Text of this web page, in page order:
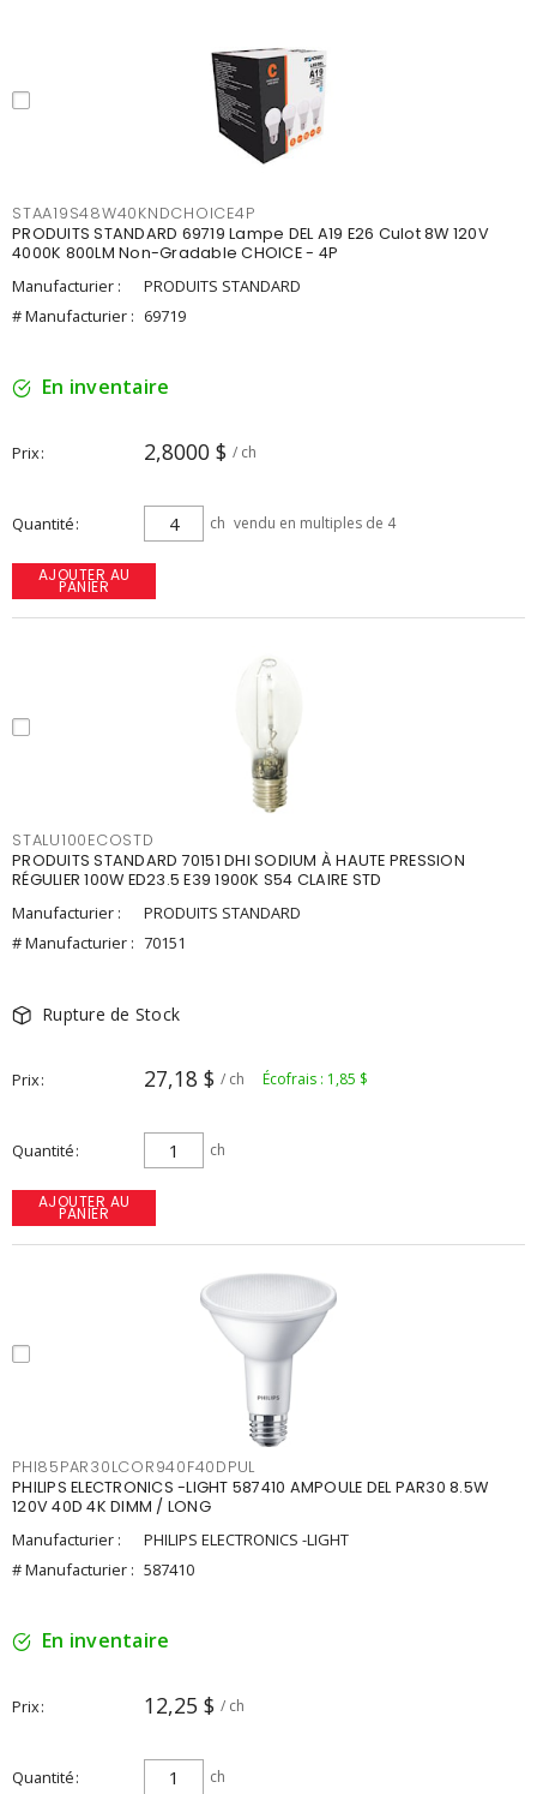
STAA19S48W40KNDCHOICE4P
PRODUITS STANDARD 69719 Lampe DEL A19 E26 Culot 8W 120V
4000K 800LM Non-Gradable CHOICE - 4P
Manufacturier :
PRODUITS STANDARD
# Manufacturier : 69719
En inventaire
Prix 2,8000 $ / ch
Quantité ch vendu en multiples de 4
AJOUTER AU
PANIER
STALU100ECOSTD
PRODUITS STANDARD 70151 DHI SODIUM À HAUTE PRESSION
RÉGULIER 100W ED23.5 E39 1900K S54 CLAIRE STD
Manufacturier :
PRODUITS STANDARD
# Manufacturier : 70151
Rupture de Stock
Prix 27,18 $ / ch Écofrais : 1,85 $
Quantité ch
AJOUTER AU
PANIER
PHI85PAR30LCOR940F40DPUL
PHILIPS ELECTRONICS -LIGHT 587410 AMPOULE DEL PAR30 8.5W
120V 40D 4K DIMM / LONG
Manufacturier :
PHILIPS ELECTRONICS -LIGHT
# Manufacturier : 587410
En inventaire
Prix 12,25 $ / ch
Quantité ch